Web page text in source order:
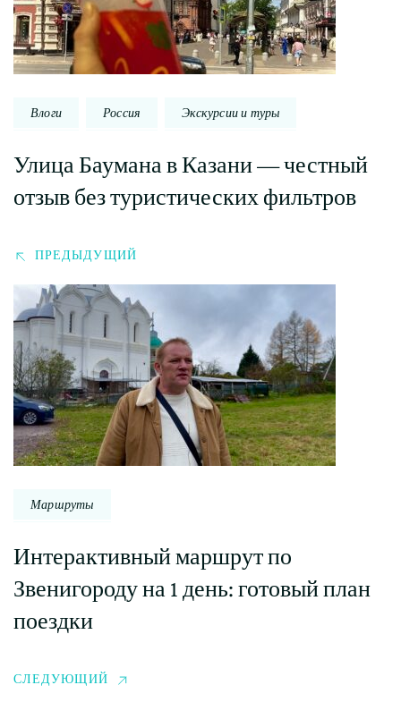
Влоги Россия Экскурсии и туры
Улица Баумана в Казани — честный
отзыв без туристических фильтров
ПРЕДЫДУЩИЙ
Маршруты
Интерактивный маршрут по
Звенигороду на 1 день: готовый план
поездки
СЛЕДУЮЩИЙ